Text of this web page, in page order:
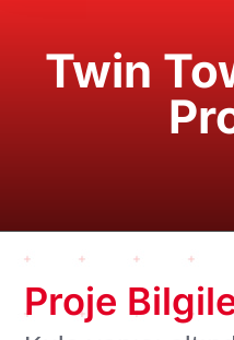
Twin
Proje